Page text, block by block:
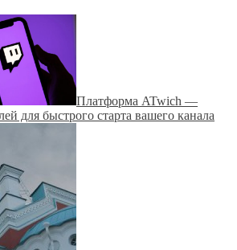
Платформа ATwich —
для быстрого старта вашего канала